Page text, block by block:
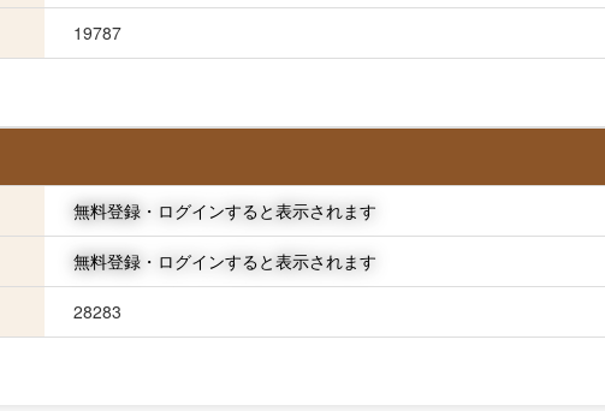
19787
無料登録・ログインすると表示されます
無料登録・ログインすると表示されます
28283